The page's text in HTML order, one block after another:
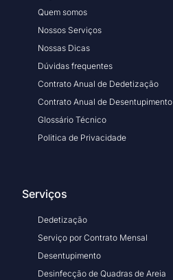
Quem somos
Nossos Serviços
Nossas Dicas
Dúvidas frequentes
Contrato Anual de Dedetização
Contrato Anual de Desentupimento
Glossário Técnico
Politica de Privacidade
Serviços
Dedetização
Serviço por Contrato Mensal
Desentupimento
Desinfecção de Quadras de Areia